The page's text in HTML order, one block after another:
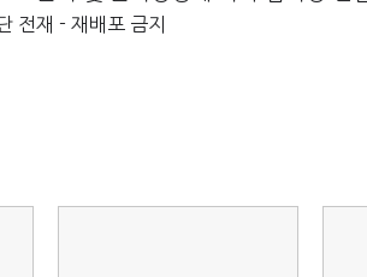
전재 - 재배포 금지